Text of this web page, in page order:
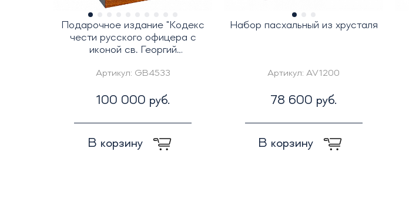
Подарочное издание "Кодекс
чести русского офицера с
иконой св. Георгий
Артикул: GB4533
100 000 руб.
В корзину
Набор пасхальный из хрусталя
Артикул:AV1200
78 600 руб.
В корзину